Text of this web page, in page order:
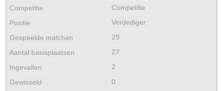
Competitie
Verdediger
29
27
2
0